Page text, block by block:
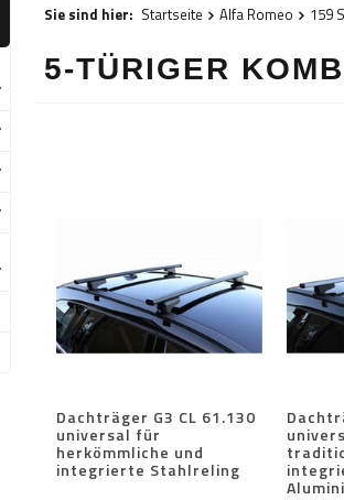
Sie sind hier: Startseite Alfa Romeo 159
5-TÜRIGER
Dachträger G3 CL 61.130
universal für
herkömmliche und
integrierte Stahlreling